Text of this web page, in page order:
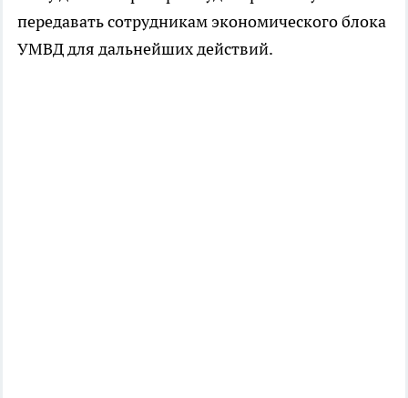
передавать сотрудникам экономического блока
УМВД для дальнейших действий.